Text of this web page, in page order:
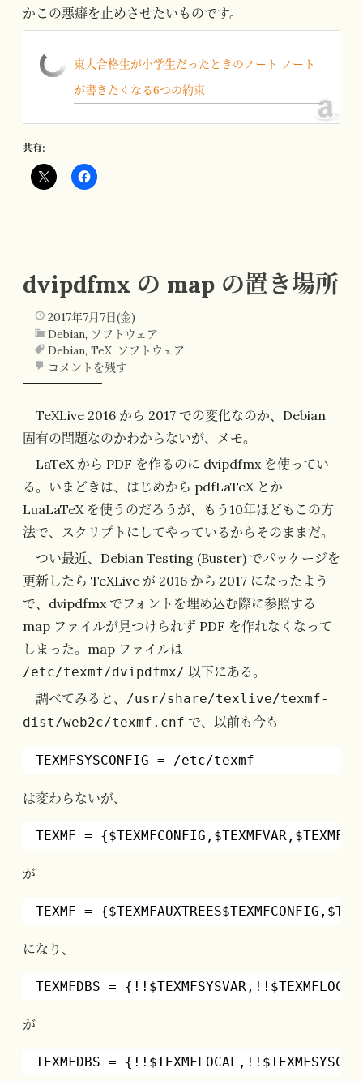
かこの悪癖を止めさせたいものです。
東大合格生が小学生だったときのノート ノート
が書きたくなる6つの約束
共有:
dvipdfmx の map の置き場所
2017年7月7日(金)
Debian, ソフトウェア
Debian, TeX, ソフトウェア
コメントを残す
TeXLive 2016 から 2017 での変化なのか、Debian
固有の問題なのかわからないが、メモ。
LaTeX から PDF を作るのに dvipdfmx を使ってい
る。いまどきは、はじめから pdfLaTeX とか
LuaLaTeX を使うのだろうが、もう10年ほどもこの方
法で、スクリプトにしてやっているからそのままだ。
つい最近、Debian Testing (Buster) でパッケージを
更新したら TeXLive が 2016 から 2017 になったよう
で、dvipdfmx でフォントを埋め込む際に参照する
map ファイルが見つけられず PDF を作れなくなって
しまった。map ファイルは
/etc/texmf/dvipdfmx/ 以下にある。
調べてみると、
/usr/share/texlive/texmf-
dist/web2c/texmf.cnf で、以前も今も
TEXMFSYSCONFIG = /etc/texmf
は変わらないが、
TEXMF =
が
TEXMF =
になり、
TEXMFDBS =
が
TEXMFDBS =